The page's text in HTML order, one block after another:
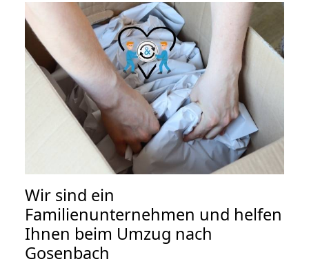
Wir sind ein
Familienunternehmen und helfen
Ihnen beim Umzug nach
Gosenbach